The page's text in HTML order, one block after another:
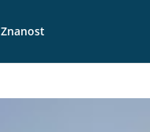
Znanost